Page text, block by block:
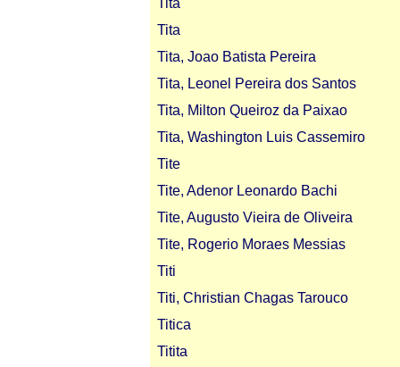
Tita
Tita
Tita, Joao Batista Pereira
Tita, Leonel Pereira dos Santos
Tita, Milton Queiroz da Paixao
Tita, Washington Luis Cassemiro
Tite
Tite, Adenor Leonardo Bachi
Tite, Augusto Vieira de Oliveira
Tite, Rogerio Moraes Messias
Titi
Titi, Christian Chagas Tarouco
Titica
Titita